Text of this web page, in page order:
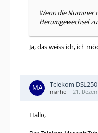
Wenn die Nummer
Herumgewechsel zu
Ja, das weiss ich, ich
Telekom
marho 21.
Hallo,